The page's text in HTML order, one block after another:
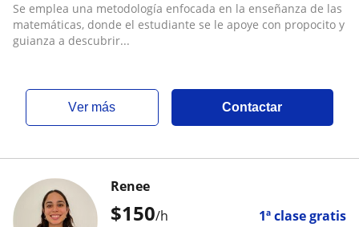
Se emplea una metodología enfocada en la enseñanza de las
matemáticas, donde el estudiante se le apoye con propocito y
guianza a descubrir...
ver más Contactar
$150/h 1ª clase gratis
Renee